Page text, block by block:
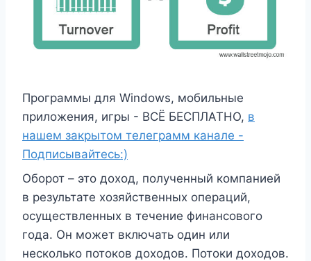
Программы для Windows, мобильные
приложения, игры - ВСЁ БЕСПЛАТНО, в
нашем закрытом телеграмм канале -
Подписывайтесь:)
Оборот – это доход, полученный компанией
в результате хозяйственных операций,
осуществленных в течение финансового
года. Он может включать один или
несколько потоков доходов. Потоки доходов.